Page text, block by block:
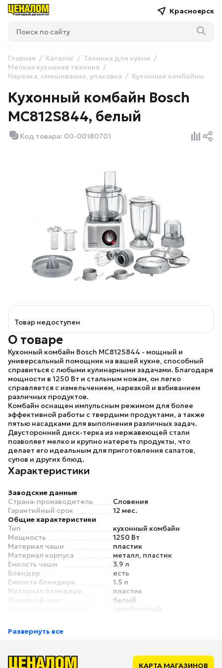
Красноярск
Главная Каталог
Техника для кухни
Мелкая кухонная техника
Нарезка, смешивание, упаковка
Кухонные комбайны
Кухонный комбайн Bosch
MC812S844, белый
Код товара: 00-00180701
Товар недоступен
О товаре
Кухонный комбайн Bosch MC812S844 - мощный и
универсальный помощник на вашей кухне, способный
справиться с любыми кулинарными задачами. Благодаря
мощности в 1250 Вт и стальным ножам, он легко
справляется с измельчением, нарезкой и взбиванием
различных продуктов.
Комбайн оснащен импульсным режимом для более
эффективной работы с твердыми продуктами, а также
пятью насадками для выполнения различных задач.
Двусторонний диск-терка из нержавеющей стали
позволяет мелко и крупно натереть продукты, что
делает его идеальным для приготовления салатов,
супов и других блюд.
Характеристики
Заводские данные
Страна-производитель
Словения
Гарантийный срок
12 мес.
Общие характеристики
Тип
кухонный комбайн
Мощность
1250 Вт
Материал чаши
пластик
Материал корпуса
металл, пластик
Емкость чаши
3.9 л
Блендер
есть
Емкость блендера
1.5 л
Материал блендера
пластик
Основной цвет
белый
серебристый
Дисплей
Количество скоростей
Импульсный режим
Развернуть все
КАРТА МАГАЗИНОВ